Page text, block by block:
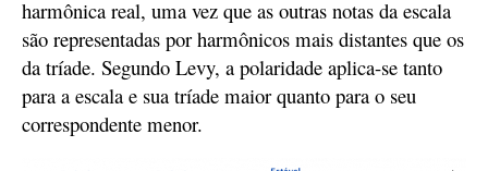
harmônica real, uma vez que as outras notas da escala
são representadas por harmônicos mais distantes que os
da tríade. Segundo Levy, a polaridade aplica-se tanto
para a escala e sua tríade maior quanto para o seu
correspondente menor.